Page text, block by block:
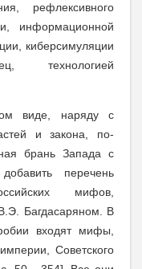
рефлексивного
информационной
киберсимуляции
технологией
виде, наряду с
и закона, по-
брань Запада с
перечень
мифов,
Багдасаряном. В
входят мифы,
Советского